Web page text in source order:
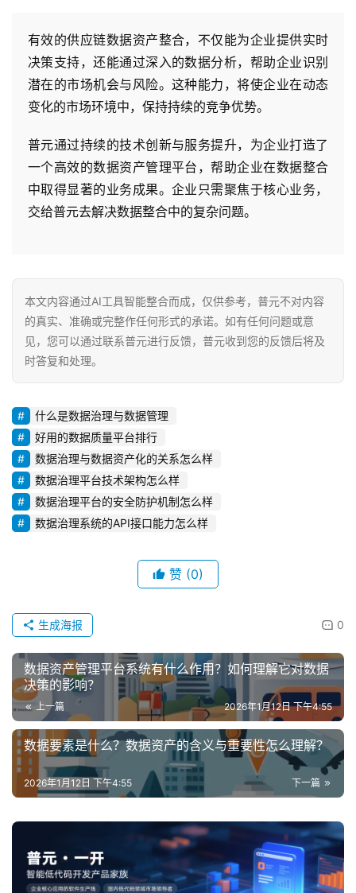
有效的供应链数据资产整合，不仅能为企业提供实时
决策支持，还能通过深入的数据分析，帮助企业识别
潜在的市场机会与风险。这种能力，将使企业在动态
变化的市场环境中，保持持续的竞争优势。
普元通过持续的技术创新与服务提升，为企业打造了
一个高效的数据资产管理平台，帮助企业在数据整合
中取得显著的业务成果。企业只需聚焦于核心业务，
交给普元去解决数据整合中的复杂问题。
本文内容通过AI工具智能整合而成，仅供参考，普元不对内容
的真实、准确或完整作任何形式的承诺。如有任何问题或意
见，您可以通过联系普元进行反馈，普元收到您的反馈后将及
时答复和处理。
什么是数据治理与数据管理
好用的数据质量平台排行
数据治理与数据资产化的关系怎么样
数据治理平台技术架构怎么样
数据治理平台的安全防护机制怎么样
数据治理系统的API接口能力怎么样
赞 (0)
0
生成海报
数据资产管理平台系统有什么作用？如何理解它对数据
决策的影响？
上一篇 2026年1月12日 下午4:55
数据要素是什么？数据资产的含义与重要性怎么理解？
下一篇
2026年1月12日 下午4:55